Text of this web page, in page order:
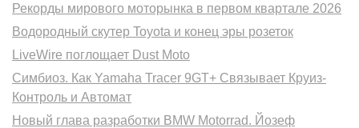
Рекорды мирового моторынка в первом квартале 2026
Водородный скутер Toyota и конец эры розеток
LiveWire поглощает Dust Moto
Симбиоз. Как Yamaha Tracer 9GT+ Связывает Круиз-
Контроль и Автомат
Новый глава разработки BMW Motorrad. Йозеф